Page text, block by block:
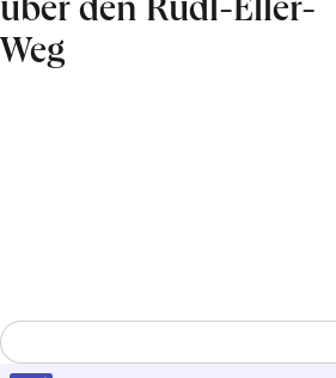
über den Rudl-Eller-
Weg